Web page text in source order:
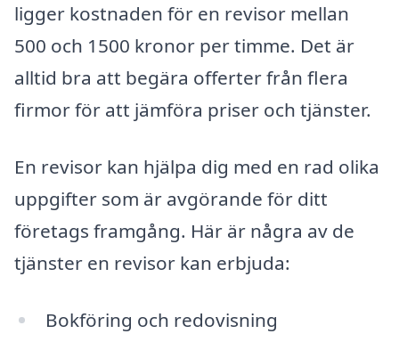
ligger kostnaden för en revisor mellan
500 och 1500 kronor per timme. Det är
alltid bra att begära offerter från flera
firmor för att jämföra priser och tjänster.
En revisor kan hjälpa dig med en rad olika
uppgifter som är avgörande för ditt
företags framgång. Här är några av de
tjänster en revisor kan erbjuda:
Bokföring och redovisning